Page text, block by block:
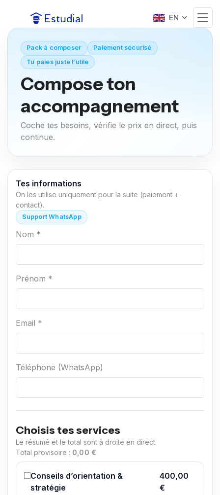
EN
Pack à composer
Paiement sécurisé
Tu paies juste l’utile
Compose ton
accompagnement
Coche tes besoins, vérifie le prix en direct, puis
continue.
Tes informations
On les utilise uniquement pour la suite (paiement +
contact).
Support WhatsApp
Nom *
Prénom *
Email *
Téléphone (WhatsApp)
Choisis tes services
Le résumé et le total sont à droite en direct.
Total provisoire : 0,00 €
Conseils d’orientation &
stratégie
400,00
€